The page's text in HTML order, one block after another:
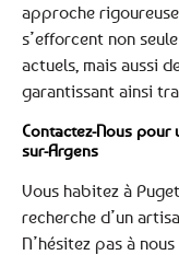
approche
s’efforcent non
actuels, mais aussi
garantissant ainsi
Contactez-Nous pour
sur-Argens
Vous habitez à
recherche d’un
N’hésitez pas à